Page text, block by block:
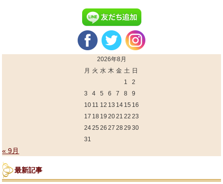
2026年8月
月 火 水 木 金 土 日
1
2
3
4 5 6 7 8
9
10 11 12 13 14 15 16
17 18 19 2021 22 23
2425 26 27 28 29 30
31
« 9月
最新記事